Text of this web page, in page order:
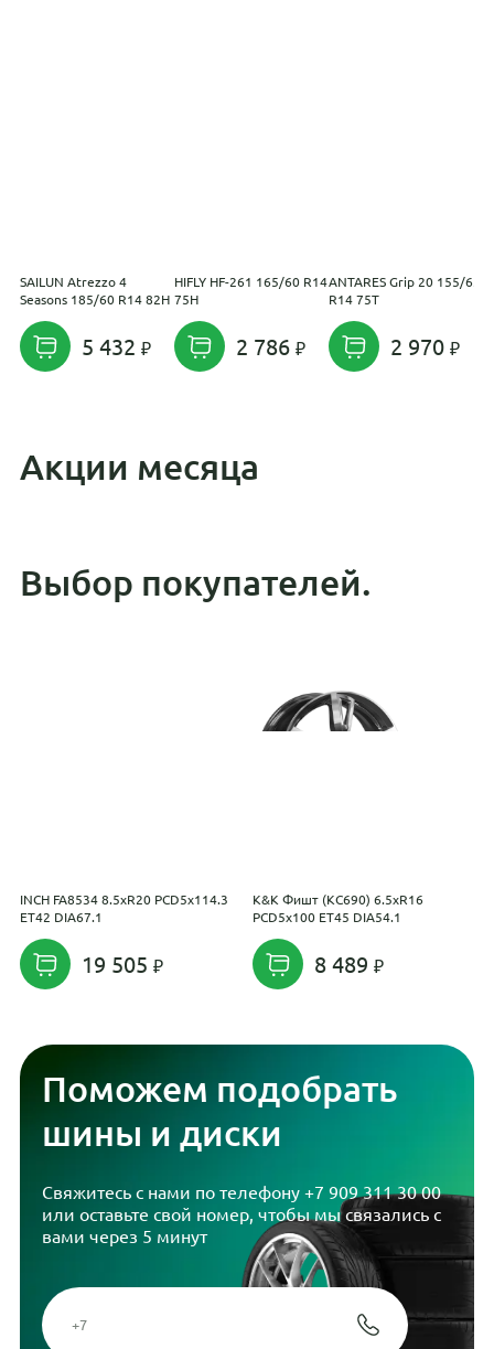
SAILUN Atrezzo 4
Seasons 185/60 R14 82H
5 432
HIFLY HF-261 165/60 R14
75H
2 786
ANTARES Grip 20 155/65
R14 75T
2 970
Акции месяца
Выбор покупателей.
INCH FA8534 8.5xR20 PCD5x114.3
ET42 DIA67.1
19 505
K&K Фишт (КС690) 6.5xR16
PCD5x100 ET45 DIA54.1
8 489
Поможем подобрать
шины и диски
Свяжитесь с нами по телефону +7 909 311 30 00
или оставьте свой номер, чтобы мы связались с
вами через 5 минут